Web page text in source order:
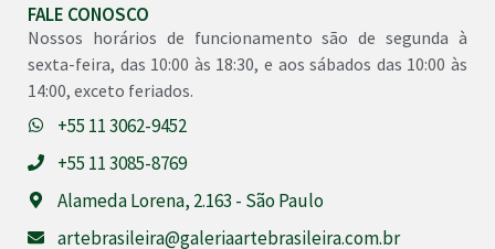
FALE CONOSCO
Nossos horários de funcionamento são de segunda à
sexta-feira, das 10:00 às 18:30, e aos sábados das 10:00 às
14:00, exceto feriados.
+55 11 3062-9452
+55 11 3085-8769
Alameda Lorena, 2.163 - São Paulo
artebrasileira@galeriaartebrasileira.com.br